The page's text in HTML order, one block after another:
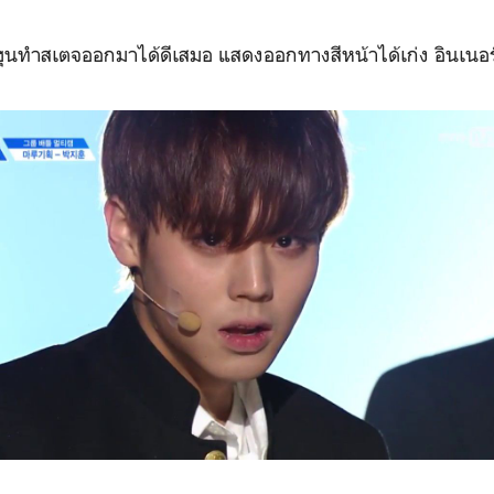
นทำสเตจออกมาได้ดีเสมอ แสดงออกทางสีหน้าได้เก่ง อินเนอ